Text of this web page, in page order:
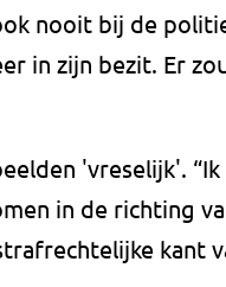
nooit bij de
in zijn bezit. Er
'vreselijk'.
in de richting
kant